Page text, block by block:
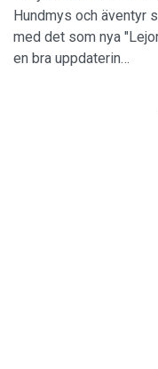
Hundmys och äventyr
med det som nya
en bra uppdaterin…